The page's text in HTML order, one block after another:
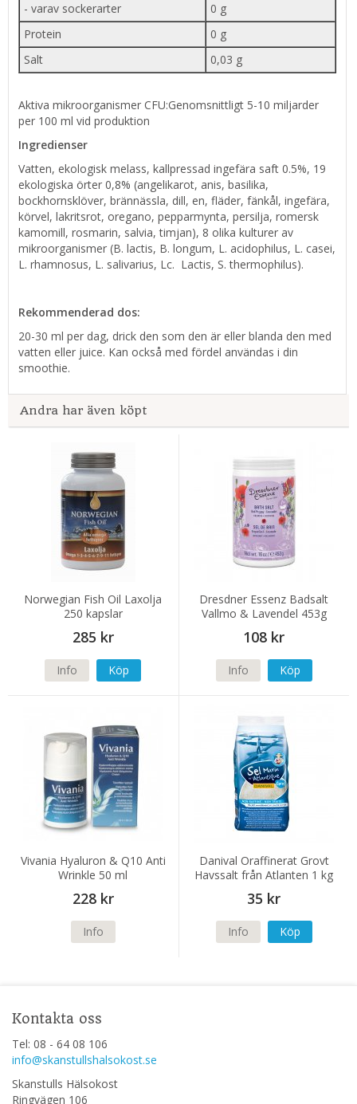
- varav sockerarter
0 g
Protein
0 g
Salt
0,03 g
Aktiva mikroorganismer CFU:Genomsnittligt 5-10 miljarder
per 100 ml vid produktion
Ingredienser
Vatten, ekologisk melass, kallpressad ingefära saft 0.5%, 19
ekologiska örter 0,8% (angelikarot, anis, basilika,
bockhornsklöver, brännässla, dill, en, fläder, fänkål, ingefära,
körvel, lakritsrot, oregano, pepparmynta, persilja, romersk
kamomill, rosmarin, salvia, timjan), 8 olika kulturer av
mikroorganismer (B. lactis, B. longum, L. acidophilus, L. casei,
L. rhamnosus, L. salivarius, Lc. Lactis, S. thermophilus).
Rekommenderad dos:
20-30 ml per dag, drick den som den är eller blanda den med
vatten eller juice. Kan också med fördel användas i din
smoothie.
Andra har även köpt
Norwegian Fish Oil Laxolja
250 kapslar
285 kr
Info Köp
Dresdner Essenz Badsalt
Vallmo & Lavendel 453g
108 kr
Info Köp
Vivania Hyaluron & Q10 Anti
Wrinkle 50 ml
228 kr
Info
Danival Oraffinerat Grovt
Havssalt från Atlanten 1 kg
35 kr
Info Köp
Kontakta oss
Tel: 08 - 64 08 106
info@skanstullshalsokost.se
Skanstulls Hälsokost
Ringvägen 106